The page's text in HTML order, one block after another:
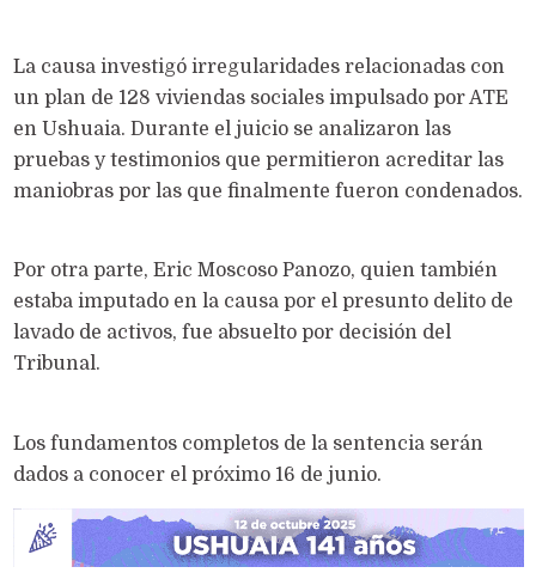
La causa investigó irregularidades relacionadas con
un plan de 128 viviendas sociales impulsado por ATE
en Ushuaia. Durante el juicio se analizaron las
pruebas y testimonios que permitieron acreditar las
maniobras por las que finalmente fueron condenados.
Por otra parte, Eric Moscoso Panozo, quien también
estaba imputado en la causa por el presunto delito de
lavado de activos, fue absuelto por decisión del
Tribunal.
Los fundamentos completos de la sentencia serán
dados a conocer el próximo 16 de junio.